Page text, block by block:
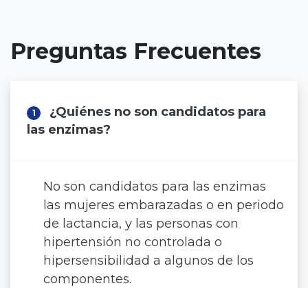
Preguntas Frecuentes
1
¿Quiénes no son candidatos para
las enzimas?
No son candidatos para las enzimas
las mujeres embarazadas o en periodo
de lactancia, y las personas con
hipertensión no controlada o
hipersensibilidad a algunos de los
componentes.